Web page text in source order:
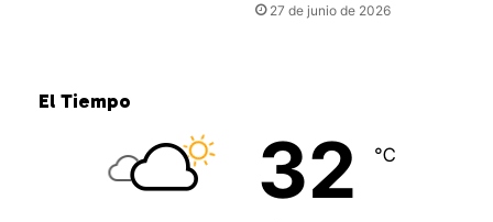
27 de junio de 2026
El Tiempo
32 ℃